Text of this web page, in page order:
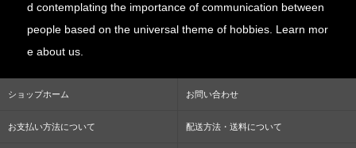
d contemplating the importance of communication between
people based on the universal theme of hobbies. Learn mor
e about us.
ショップホーム お問い合わせ
お支払い方法について 配送方法・送料について